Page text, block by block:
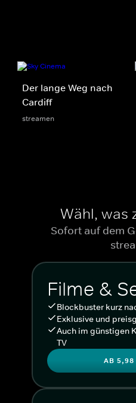
Der lange Weg nach
Cardiff
streamen
Wähl, was
Sofort auf dem
Filme &
Blockbuster kurz
Exklusive und
Auch im günstigen
TV
AB 5,98